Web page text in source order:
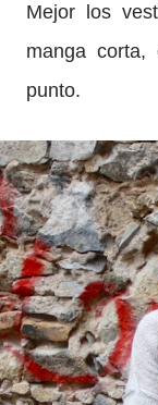
Mejor los
manga corta,
punto.